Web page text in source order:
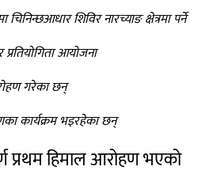
शिविर नारच्याङ क्षेत्रमा पर्ने
आयोजना
गरेका छन्
कार्यक्रम भइरहेका छन्
प्रथम हिमाल आरोहण भएको